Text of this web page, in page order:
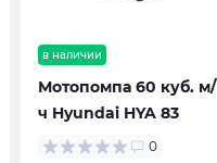
в наличии
Мотопомпа 60 куб. м/
ч Hyundai HYA 83
0